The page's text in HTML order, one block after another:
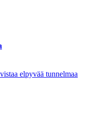
elpyvää tunnelmaa